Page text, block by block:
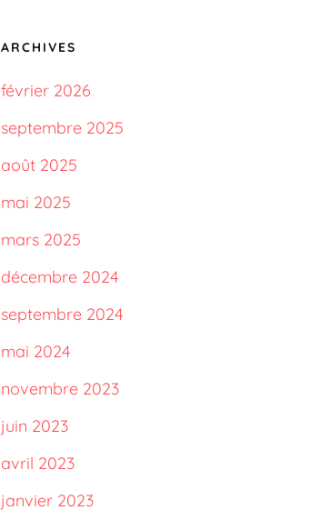
ARCHIVES
février 2026
septembre 2025
août 2025
mai 2025
mars 2025
décembre 2024
septembre 2024
mai 2024
novembre 2023
juin 2023
avril 2023
janvier 2023